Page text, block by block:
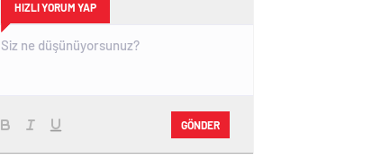
HIZLI YORUM YAP
GÖNDER